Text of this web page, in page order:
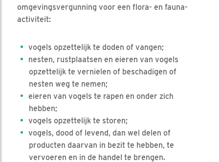
omgevingsvergunning voor een flora- en fauna-
activiteit:
vogels opzettelijk te doden of vangen;
nesten, rustplaatsen en eieren van vogels
opzettelijk te vernielen of beschadigen of
nesten weg te nemen;
eieren van vogels te rapen en onder zich
hebben;
vogels opzettelijk te storen;
vogels, dood of levend, dan wel delen of
producten daarvan in bezit te hebben, te
vervoeren en in de handel te brengen.